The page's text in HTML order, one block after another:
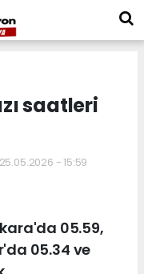
saatleri
- 15:59
05.59,
05.34 ve